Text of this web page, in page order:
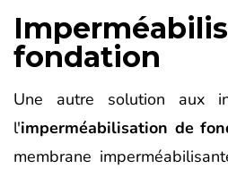
fondation
Une autre solution aux
l'imperméabilisation de
membrane